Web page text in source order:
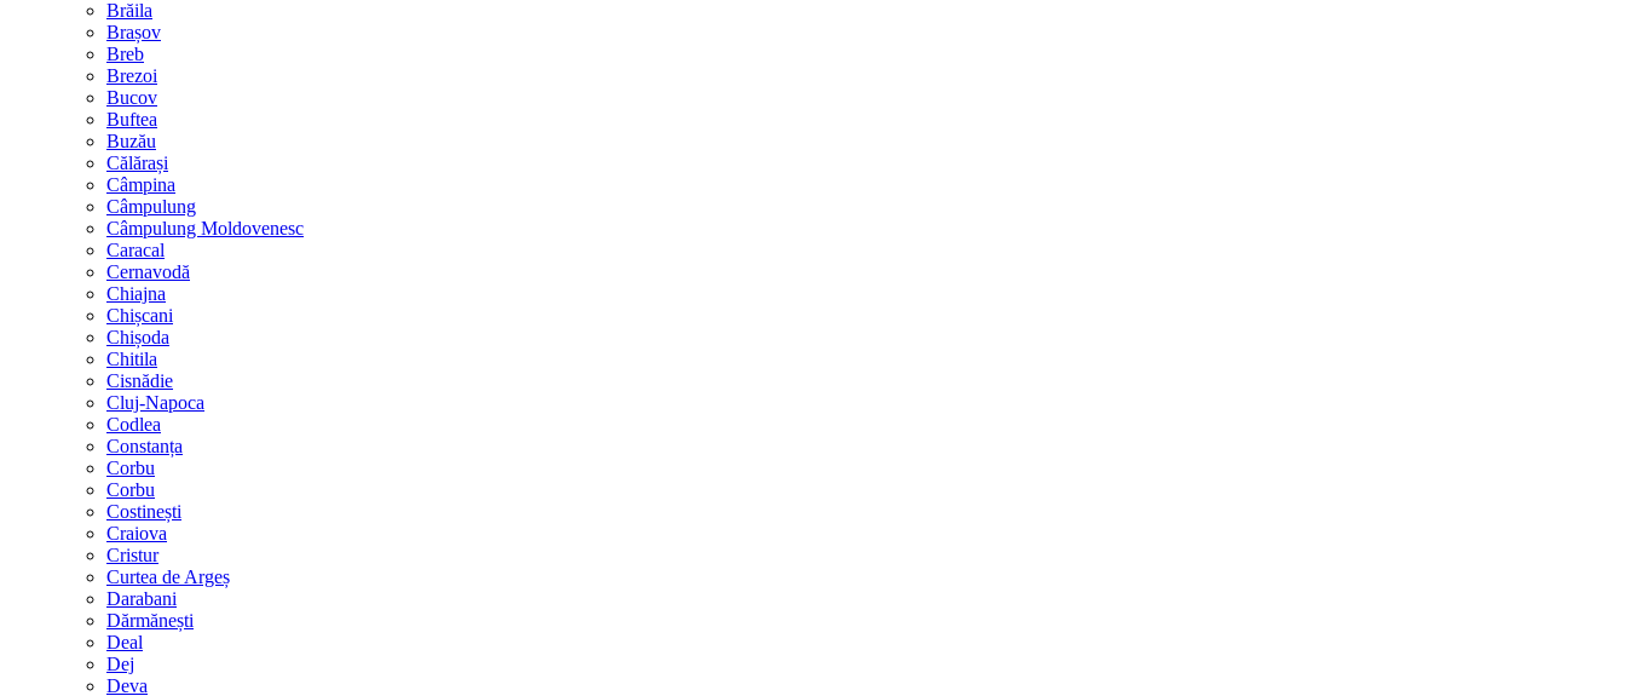
Brăila
Brașov
Breb
Brezoi
Bucov
Buftea
Buzău
Călărași
Câmpina
Câmpulung
Câmpulung Moldovenesc
Caracal
Cernavodă
Chiajna
Chișcani
Chișoda
Chitila
Cisnădie
Cluj-Napoca
Codlea
Constanța
Corbu
Corbu
Costinești
Craiova
Cristur
Curtea de Argeș
Darabani
Dărmănești
Deal
Dej
Deva